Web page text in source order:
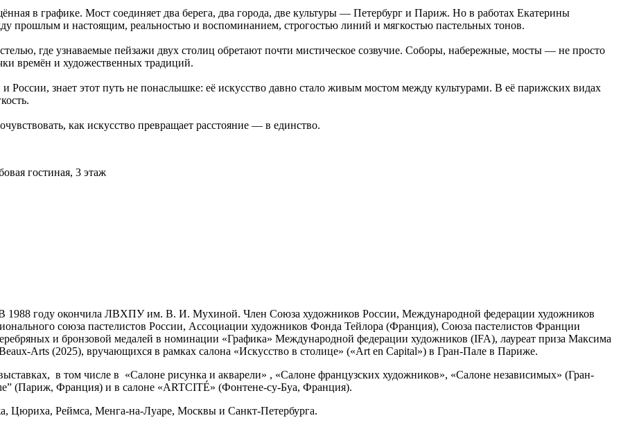
в графике. Мост соединяет два берега, два города, две культуры — Петербург и Париж. Но в работах Екатерины
прошлым и настоящим, реальностью и воспоминанием, строгостью линий и мягкостью пастельных тонов.
где узнаваемые пейзажи двух столиц обретают почти мистическое созвучие. Соборы, набережные, мосты — не просто
времён и художественных традиций.
России, знает этот путь не понаслышке: её искусство давно стало живым мостом между культурами. В её парижских видах
как искусство превращает расстояние — в единство.
гостиная, 3 этаж
В 1988 году окончила ЛВХПУ им. В. И. Мухиной. Член Союза художников России, Международной федерации художников
союза пастелистов России, Ассоциации художников Фонда Тейлора (Франция), Союза пастелистов Франции
и бронзовой медалей в номинации «Графика» Международной федерации художников (IFA), лауреат приза Максима
Arts (2025), вручающихся в рамках салона «Искусство в столице» («Art en Capital») в Гран-Пале в Париже.
в том числе в «Салоне рисунка и акварели» , «Салоне французских художников», «Салоне независимых» (Гран-
(Париж, Франция) и в салоне «ARTCITÉ» (Фонтене-су-Буа, Франция).
Цюриха, Реймса, Менга-на-Луаре, Москвы и Санкт-Петербурга.